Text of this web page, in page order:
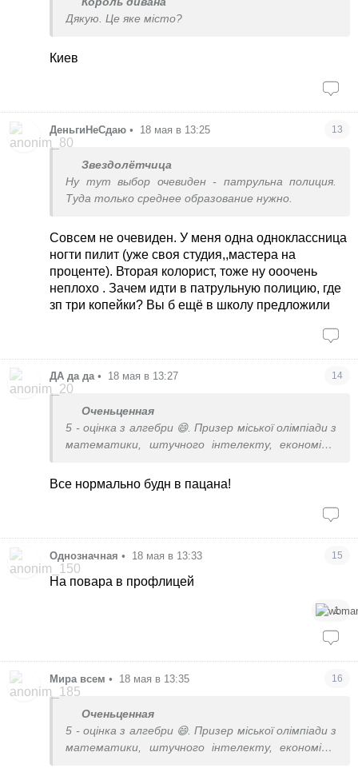
Дякую. Це яке місто?
Киев
ДеньгиНеСдаю • 18 мая в 13:25 13
Звездолётчица
Ну тут выбор очевиден - патрульна полиция.
Туда только среднее образование нужно.
Совсем не очевиден. У меня одна одноклассница
ногти пилит (уже своя студия,,мастера на
проценте). Вторая колорист, тоже ну ооочень
неплохо . Зачем идти в патрульную полицию, где
зп три копейки? Вы б ещё в школу предложили
ДА да да • 18 мая в 13:27 14
Оченьценная
5 - оцінка з алгебри 😄. Призер міської олімпіади з
математики, штучного інтелекту, економіки,
математики, фізики і інформатики
Все нормально будн в пацана!
Однозначная • 18 мая в 13:33 15
На повара в профлицей
1
Мира всем • 18 мая в 13:35 16
Оченьценная
5 - оцінка з алгебри 😄. Призер міської олімпіади з
математики, штучного інтелекту, економіки,